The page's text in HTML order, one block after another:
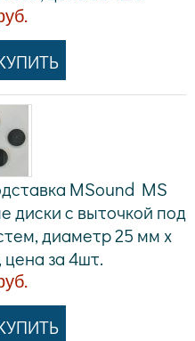
MSound MS
диски с выточкой под
диаметр 25 мм х
за 4шт.